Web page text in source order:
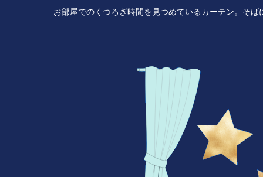
お部屋でのくつろぎ時間を見つめているカーテン。そ